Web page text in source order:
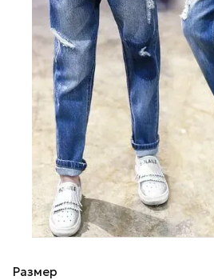
Размер